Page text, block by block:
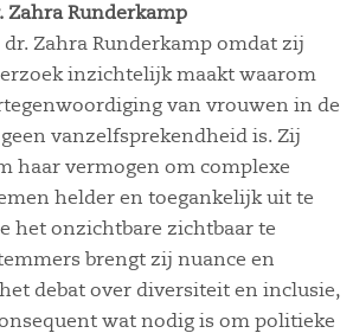
Zahra Runderkamp
Zahra Runderkamp omdat zij
inzichtelijk maakt waarom
van vrouwen in de
vanzelfsprekendheid is. Zij
haar vermogen om complexe
helder en toegankelijk uit te
het onzichtbare zichtbaar te
brengt zij nuance en
debat over diversiteit en inclusie,
wat nodig is om politieke